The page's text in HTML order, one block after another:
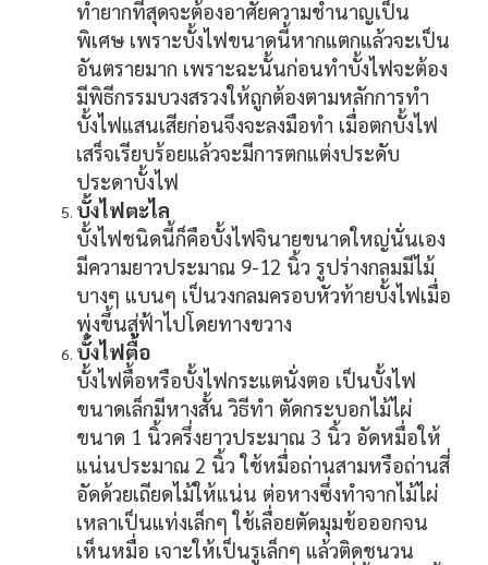
ทำยากที่สุดจะต้องอาศัยความชำนาญเป็น
พิเศษ เพราะบั้งไฟขนาดนี้หากแตกแล้วจะเป็น
อันตรายมาก เพราะฉะนั้นก่อนทำบั้งไฟจะต้อง
มีพิธีกรรมบวงสรวงให้ถูกต้องตามหลักการทำ
บั้งไฟแสนเสียก่อนจึงจะลงมือทำ เมื่อตกบั้งไฟ
เสร็จเรียบร้อยแล้วจะมีการตกแต่งประดับ
ประดาบั้งไฟ
บั้งไฟตะไล
บั้งไฟชนิดนี้ก็คือบั้งไฟจินายขนาดใหญ่นั่นเอง
มีความยาวประมาณ 9-12 นิ้ว รูปร่างกลมมีไม้
บางๆ แบนๆ เป็นวงกลมครอบหัวท้ายบั้งไฟเมื่อ
พุ่งขึ้นสู่ฟ้าไปโดยทางขวาง
บั้งไฟตื้อ
บั้งไฟตื้อหรือบั้งไฟกระแตนั่งตอ เป็นบั้งไฟ
ขนาดเล็กมีหางสั้น วิธีทำ ตัดกระบอกไม้ไผ่
ขนาด 1 นิ้วครึ่งยาวประมาณ 3 นิ้ว อัดหมื่อให้
แน่นประมาณ 2 นิ้ว ใช้หมื่อถ่านสามหรือถ่านสี่
อัดด้วยเถียดไม้ให้แน่น ต่อหางซึ่งทำจากไม้ไผ่
เหลาเป็นแท่งเล็กๆ ใช้เลื่อยตัดมุมข้อออกจน
เห็นหมื่อ เจาะให้เป็นรูเล็กๆ แล้วติดชนวน